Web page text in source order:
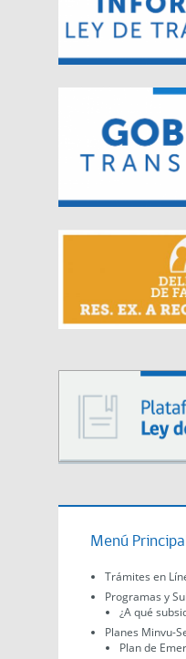
Menú
Trámites en
Programas y
¿A qué
Planes Minvu-
Plan de